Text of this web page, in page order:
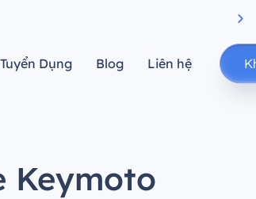
Tuyển Dụng Blog Liên hệ
Keymoto